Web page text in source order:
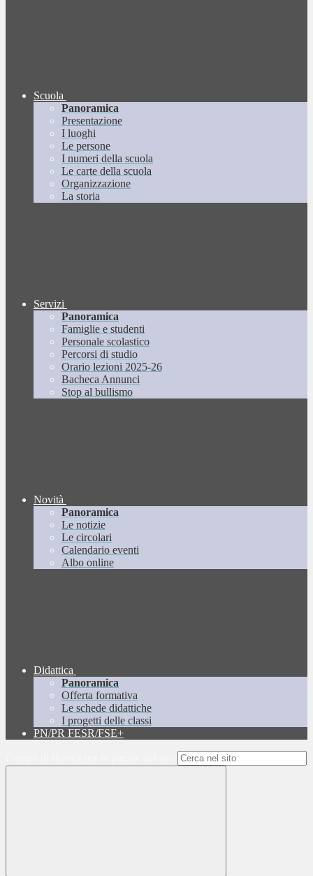
Scuola
Panoramica
Presentazione
I luoghi
Le persone
I numeri della scuola
Le carte della scuola
Organizzazione
La storia
Servizi
Panoramica
Famiglie e studenti
Personale scolastico
Percorsi di studio
Orario lezioni 2025-26
Bacheca Annunci
Stop al bullismo
Novità
Panoramica
Le notizie
Le circolari
Calendario eventi
Albo online
Didattica
Panoramica
Offerta formativa
Le schede didattiche
I progetti delle classi
PN/PR FESR/FSE+